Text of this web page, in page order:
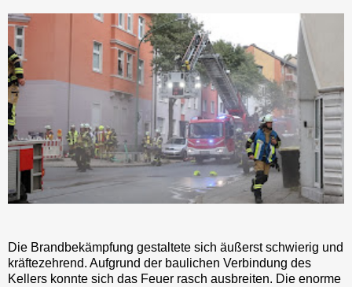
Die Brandbekämpfung gestaltete sich äußerst schwierig und
kräftezehrend. Aufgrund der baulichen Verbindung des
Kellers konnte sich das Feuer rasch ausbreiten. Die enorme